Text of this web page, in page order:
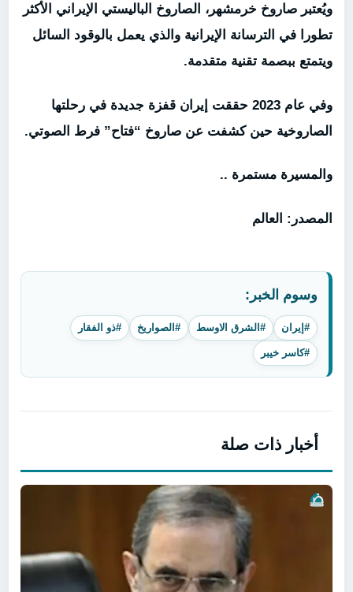
ويُعتبر صاروخ خرمشهر، الصاروخ الباليستي الإيراني الأكثر
تطورا في الترسانة الإيرانية والذي يعمل بالوقود السائل
ويتمتع ببصمة تقنية متقدمة.
وفي عام 2023 حققت إيران قفزة جديدة في رحلتها
الصاروخية حين كشفت عن صاروخ “فتاح” فرط الصوتي.
والمسيرة مستمرة ..
المصدر: العالم
وسوم الخبر:
#إيران #الشرق الاوسط #الصواريخ #ذو الفقار
#كاسر خيبر
أخبار ذات صلة